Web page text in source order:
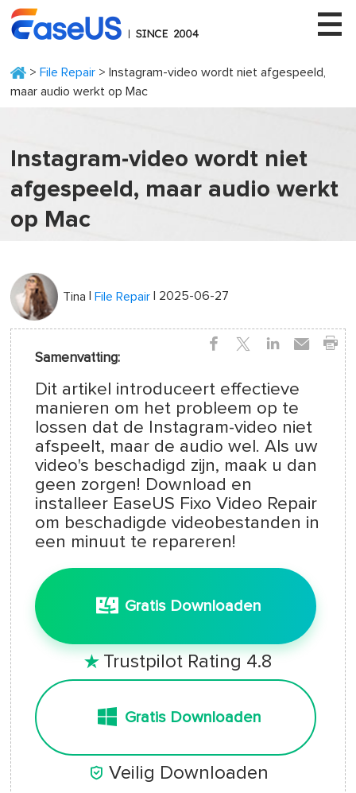
> File Repair > Instagram-video wordt niet afgespeeld,
maar audio werkt op Mac
Instagram-video wordt niet
afgespeeld, maar audio werkt
op Mac
Tina |File Repair | 2025-06-27
Samenvatting:
Dit artikel introduceert effectieve
manieren om het probleem op te
lossen dat de Instagram-video niet
afspeelt, maar de audio wel. Als uw
video's beschadigd zijn, maak u dan
geen zorgen! Download en
installeer EaseUS Fixo Video Repair
om beschadigde videobestanden in
een minuut te repareren!
Gratis Downloaden
 Trustpilot Rating 4.8
Gratis Downloaden
 Veilig Downloaden